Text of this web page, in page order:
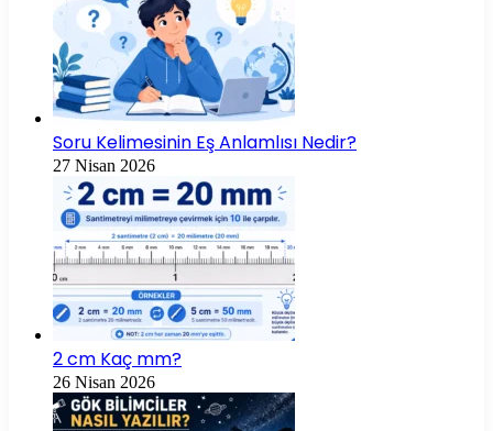
Soru Kelimesinin Eş Anlamlısı Nedir?
27 Nisan 2026
2 cm Kaç mm?
26 Nisan 2026